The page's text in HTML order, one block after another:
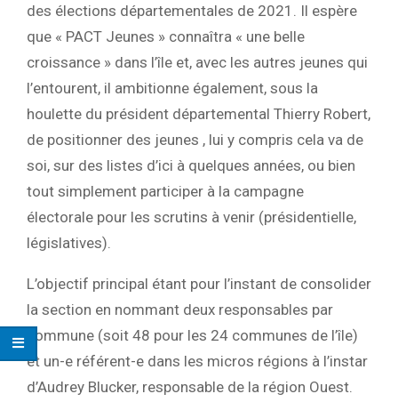
des élections départementales de 2021. Il espère
que « PACT Jeunes » connaîtra « une belle
croissance » dans l’île et, avec les autres jeunes qui
l’entourent, il ambitionne également, sous la
houlette du président départemental Thierry Robert,
de positionner des jeunes , lui y compris cela va de
soi, sur des listes d’ici à quelques années, ou bien
tout simplement participer à la campagne
électorale pour les scrutins à venir (présidentielle,
législatives).
L’objectif principal étant pour l’instant de consolider
la section en nommant deux responsables par
commune (soit 48 pour les 24 communes de l’île)
et un-e référent-e dans les micros régions à l’instar
d’Audrey Blucker, responsable de la région Ouest.